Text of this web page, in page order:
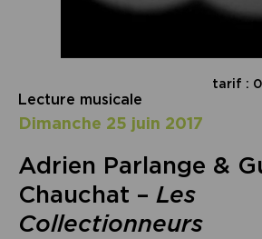
tarif :
Lecture musicale
dimanche 25 juin 2017
Adrien Parlange &
Chauchat – Les
Collectionneurs